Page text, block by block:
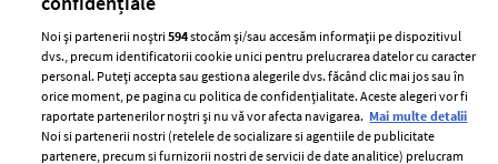
Noi și partenerii noștri594stocăm și/sau accesăm informații pe dispozitivul
dvs., precum identificatorii cookie unici pentru prelucrarea datelor cu caracter
personal. Puteți accepta sau gestiona alegerile dvs. făcând clic mai jos sau în
orice moment, pe pagina cu politica de confidențialitate. Aceste alegeri vor fi
raportate partenerilor noștri și nu vă vor afecta navigarea. Mai multe detalii
Noi si partenerii nostri (retelele de socializare si agentiile de publicitate
partenere, precum si furnizorii nostri de servicii de date analitice) prelucram